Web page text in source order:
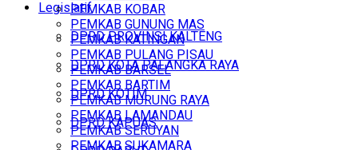
Legislatif
DPRD PROVINSI KALTENG
DPRD KOTA PALANGKA RAYA
DPRD KOTIM
DPRD KAPUAS
PEMKAB KOBAR
PEMKAB GUNUNG MAS
PEMKAB KATINGAN
PEMKAB PULANG PISAU
PEMKAB BARSEL
PEMKAB BARTIM
PEMKAB MURUNG RAYA
PEMKAB LAMANDAU
PEMKAB SERUYAN
PEMKAB SUKAMARA